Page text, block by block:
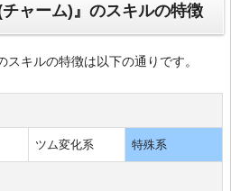
チャーム)』のスキルの特徴
キルの特徴は以下の通りです。
ツム変化系 特殊系